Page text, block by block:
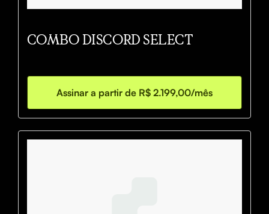
COMBO DISCORD SELECT
Assinar a partir de R$ 2.199,00/mês